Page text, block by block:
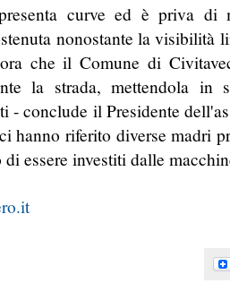
curve ed è priva di
nonostante la visibilità
che il Comune di
la strada, mettendola in
- conclude il Presidente
hanno riferito diverse madri
essere investiti dalle